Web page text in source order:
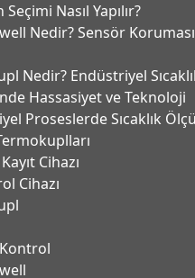
Nasıl Yapılır?
Nedir? Sensör
Nedir? Endüstriyel
Hassasiyet ve Teknoloji
Proseslerde Sıcaklık
Cihazı
Cihazı
Kontrol